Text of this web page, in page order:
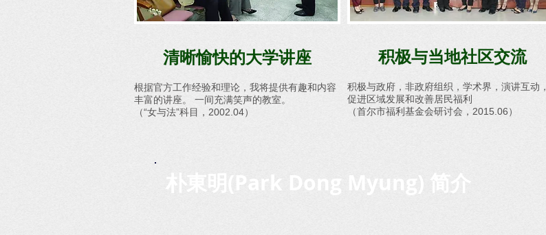
清晰愉快的大学讲座
根据官方工作经验和理论，我将提供有趣和内容
丰富的讲座。 一间充满笑声的教室。
（“女与法”科目，2002.04）
积极与当地社区交流
积极与政府，非政府组织，学术界，演讲互动，
促进区域发展和改善居民福利
（首尔市福利基金会研讨会，2015.06）
朴東明(Park Dong Myung) 简介